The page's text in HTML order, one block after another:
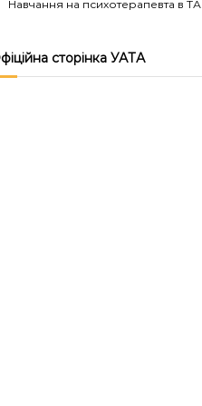
Навчання на психотерапевта в ТА
сторінка УАТА